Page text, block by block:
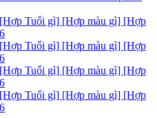
Tuổi gì] [Hợp màu gì] [Hợp
Tuổi gì] [Hợp màu gì] [Hợp
Tuổi gì] [Hợp màu gì] [Hợp
Tuổi gì] [Hợp màu gì] [Hợp